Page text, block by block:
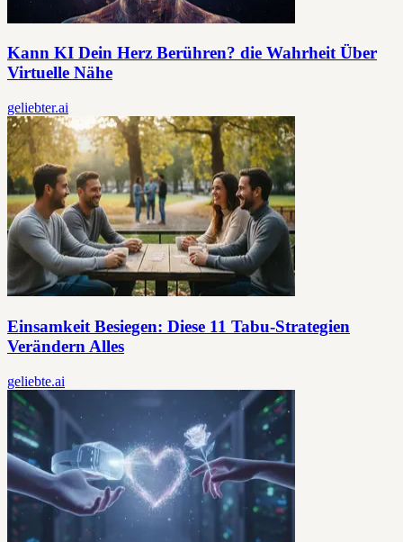
Kann KI Dein Herz Berühren? die Wahrheit Über
Virtuelle Nähe
geliebter.ai
Einsamkeit Besiegen: Diese 11 Tabu-Strategien
Verändern Alles
geliebte.ai